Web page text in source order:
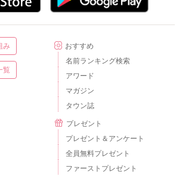
み
覧
おすすめ
名前ランキング検索
アワード
マガジン
タウン誌
プレゼント
プレゼント＆アンケート
全員無料プレゼント
ファーストプレゼント